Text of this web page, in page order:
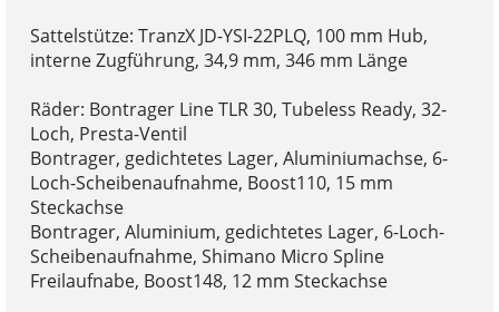
Sattelstütze: TranzX JD-YSI-22PLQ, 100 mm Hub,
interne Zugführung, 34,9 mm, 346 mm Länge
Räder: Bontrager Line TLR 30, Tubeless Ready, 32-
Loch, Presta-Ventil
Bontrager, gedichtetes Lager, Aluminiumachse, 6-
Loch-Scheibenaufnahme, Boost110, 15 mm
Steckachse
Bontrager, Aluminium, gedichtetes Lager, 6-Loch-
Scheibenaufnahme, Shimano Micro Spline
Freilaufnabe, Boost148, 12 mm Steckachse